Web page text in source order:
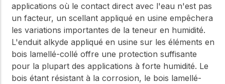
applications où le contact direct avec l'eau n'est pas
un facteur, un scellant appliqué en usine empêchera
les variations importantes de la teneur en humidité.
L'enduit alkyde appliqué en usine sur les éléments en
bois lamellé-collé offre une protection suffisante
pour la plupart des applications à forte humidité. Le
bois étant résistant à la corrosion, le bois lamellé-